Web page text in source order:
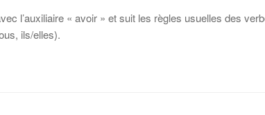
l’auxiliaire « avoir » et suit les règles usuelles des
ils/elles).